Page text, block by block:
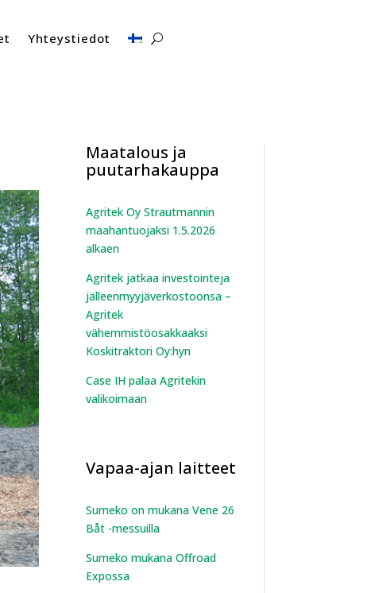
Yhteystiedot
Maatalous ja
puutarhakauppa
Agritek Oy Strautmannin
maahantuojaksi 1.5.2026
alkaen
Agritek jatkaa investointeja
jälleenmyyjäverkostoonsa –
Agritek
vähemmistöosakkaaksi
Koskitraktori Oy:hyn
Case IH palaa Agritekin
valikoimaan
Vapaa-ajan laitteet
Sumeko on mukana Vene 26
Båt -messuilla
Sumeko mukana Offroad
Expossa